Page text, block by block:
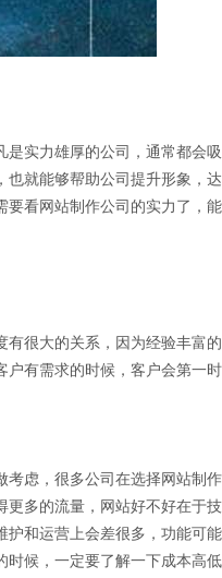
实力雄厚的公司，通常都会
就能够帮助公司提升形象，
看网站制作公司的实力了，
很大的关系，因为经验丰富
有需求的时候，客户会第一
虑，很多公司在选择网站制
更多的流量，网站好不好在
和运营上会差很多，功能可
候，一定要了解一下成本高低